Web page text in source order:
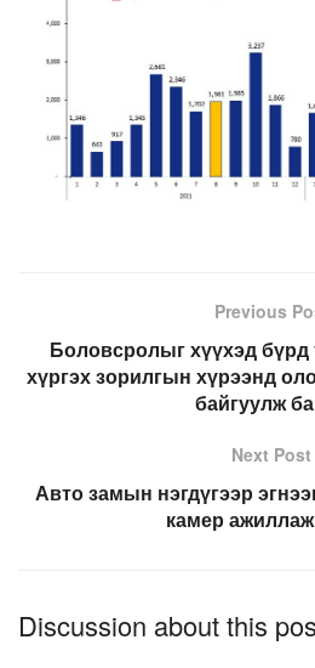
Previous
Боловсролыг хүүхэд бүрд
хүргэх зорилгын хүрээнд
байгуулж
Next Post
Авто замын нэгдүгээр
камер
Discussion about this